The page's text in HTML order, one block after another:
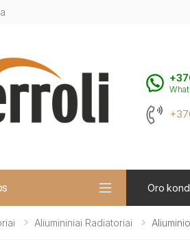
Oro
Aliumininiai Radiatoriai